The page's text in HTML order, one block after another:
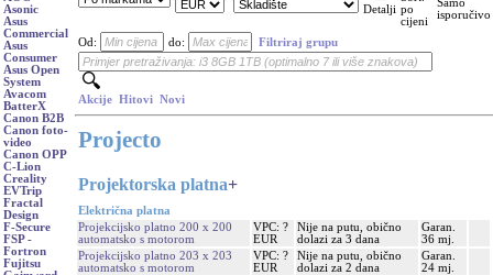
Asonic
Asus
Commercial
Asus
Consumer
Asus Open
System
Avacom
BatterX
Canon B2B
Canon foto-
video
Canon OPP
C-Lion
Creality
EVTrip
Fractal
Design
F-Secure
FSP -
Fortron
Fujitsu
Detalji po
cijeni
Samo
isporučivo
Od: do: Filtriraj grupu
Akcije Hitovi Novi
Projecto
Projektorska platna+
Električna platna
Projekcijsko platno 200 x 200
automatsko s motorom
VPC: ?
EUR
Nije na putu, obično
dolazi za 3 dana
Garan.
36 mj.
Projekcijsko platno 203 x 203
automatsko s motorom
VPC: ?
EUR
Nije na putu, obično
dolazi za 2 dana
Garan.
24 mj.